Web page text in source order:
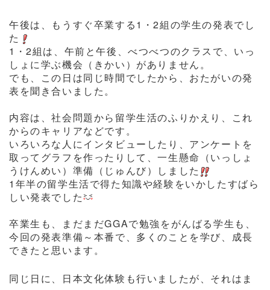
午後は、もうすぐ卒業する1・2組の学生の発表でし
た
1・2組は、午前と午後、べつべつのクラスで、いっ
しょに学ぶ機会（きかい）がありません。
でも、この日は同じ時間でしたから、おたがいの発
表を聞き合いました。
内容は、社会問題から留学生活のふりかえり、これ
からのキャリアなどです。
いろいろな人にインタビューしたり、アンケートを
取ってグラフを作ったりして、一生懸命（いっしょ
うけんめい）準備（じゅんび）しました
1年半の留学生活で得た知識や経験をいかしたすばら
しい発表でした
卒業生も、まだまだGGAで勉強をがんばる学生も、
今回の発表準備～本番で、多くのことを学び、成長
できたと思います。
同じ日に、日本文化体験も行いましたが、それはま